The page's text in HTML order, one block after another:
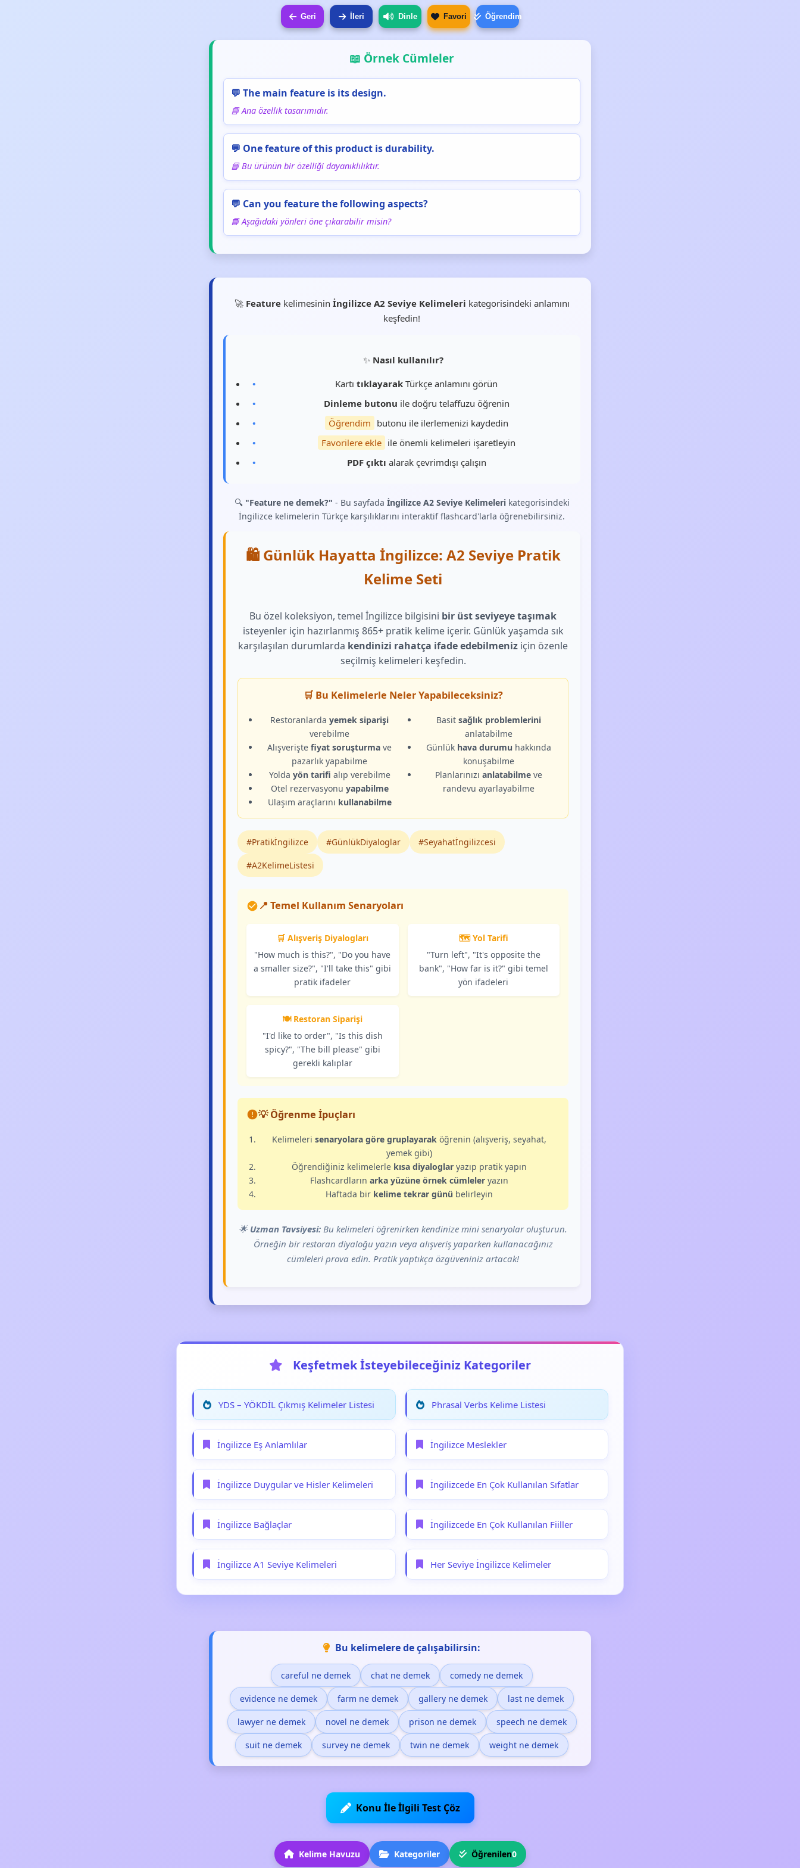
Geri İleri Dinle Favori Öğrendim
📖 Örnek Cümleler
💬 The main feature is its design.
📘 Ana özellik tasarımıdır.
💬 One feature of this product is durability.
📘 Bu ürünün bir özelliği dayanıklılıktır.
💬 Can you feature the following aspects?
📘 Aşağıdaki yönleri öne çıkarabilir misin?
🚀 Featurekelimesinin İngilizce A2 Seviye Kelimeleri kategorisindeki anlamını
keşfedin!
✨ Nasıl kullanılır?
Kartı tıklayarak Türkçe anlamını görün
Dinleme butonu ile doğru telaffuzu öğrenin
Öğrendim butonu ile ilerlemenizi kaydedin
Favorilere ekle ile önemli kelimeleri işaretleyin
PDF çıktı alarak çevrimdışı çalışın
🔍 "Feature ne demek?" - Bu sayfada İngilizce A2 Seviye Kelimelerikategorisindeki
İngilizce kelimelerin Türkçe karşılıklarını interaktif flashcard'larla öğrenebilirsiniz.
🛍️ Günlük Hayatta İngilizce: A2 Seviye Pratik
Kelime Seti
Bu özel koleksiyon, temel İngilizce bilgisini bir üst seviyeye taşımak
isteyenler için hazırlanmış 865+ pratik kelime içerir. Günlük yaşamda sık
karşılaşılan durumlarda kendinizi rahatça ifade edebilmeniz için özenle
seçilmiş kelimeleri keşfedin.
🛒 Bu Kelimelerle Neler Yapabileceksiniz?
Restoranlarda yemek siparişi
verebilme
Alışverişte fiyat soruşturma ve
pazarlık yapabilme
Yolda yön tarifi alıp verebilme
Otel rezervasyonu yapabilme
Ulaşım araçlarını kullanabilme
Basit sağlık problemlerini
anlatabilme
Günlük hava durumu hakkında
konuşabilme
Planlarınızı anlatabilmeve
randevu ayarlayabilme
#Pratikİngilizce #GünlükDiyaloglar #Seyahatİngilizcesi
#A2KelimeListesi
📍 Temel Kullanım Senaryoları
🛒 Alışveriş Diyalogları
"How much is this?", "Do you have
a smaller size?", "I'll take this" gibi
pratik ifadeler
🗺️ Yol Tarifi
"Turn left", "It's opposite the
bank", "How far is it?" gibi temel
yön ifadeleri
🍽️ Restoran Siparişi
"I'd like to order", "Is this dish
spicy?", "The bill please" gibi
gerekli kalıplar
💡 Öğrenme İpuçları
Kelimeleri senaryolara göre gruplayaraköğrenin (alışveriş, seyahat,
yemek gibi)
Öğrendiğiniz kelimelerle kısa diyaloglaryazıp pratik yapın
Flashcardların arka yüzüne örnek cümleleryazın
Haftada bir kelime tekrar günü belirleyin
🌟 Uzman Tavsiyesi: Bu kelimeleri öğrenirken kendinize mini senaryolar oluşturun.
Örneğin bir restoran diyaloğu yazın veya alışveriş yaparken kullanacağınız
cümleleri prova edin. Pratik yaptıkça özgüveniniz artacak!
Keşfetmek İsteyebileceğiniz Kategoriler
YDS – YÖKDİL Çıkmış Kelimeler Listesi Phrasal Verbs Kelime Listesi
İngilizce Eş Anlamlılar İngilizce Meslekler
İngilizce Duygular ve Hisler Kelimeleri İngilizcede En Çok Kullanılan Sıfatlar
İngilizce Bağlaçlar İngilizcede En Çok Kullanılan Fiiller
İngilizce A1 Seviye Kelimeleri Her Seviye İngilizce Kelimeler
Bu kelimelere de çalışabilirsin:
careful ne demek chat ne demek comedy ne demek
evidence ne demek farm ne demek gallery ne demek last ne demek
lawyer ne demek novel ne demek prison ne demek speech ne demek
suit ne demek survey ne demek twin ne demek weight ne demek
Konu İle İlgili Test Çöz
Kelime Havuzu Kategoriler Öğrenilen0